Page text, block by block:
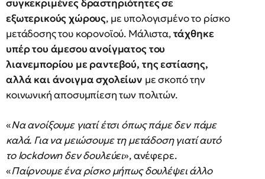
συγκεκριμένες δραστηριότητες σε
εξωτερικούς χώρους, με υπολογισμένο το ρίσκο
μετάδοσης του κορονοϊού. Μάλιστα,τάχθηκε
υπέρ του άμεσου ανοίγματος του
λιανεμπορίου με ραντεβού, της εστίασης,
αλλά και άνοιγμα σχολείων με σκοπό την
κοινωνική αποσυμπίεση των πολιτών.
«Να ανοίξουμε γιατί έτσι όπως πάμε δεν πάμε
καλά. Για να μειώσουμε τη μετάδοση γιατί αυτό
το lockdown δεν δουλεύει», ανέφερε.
«Παίρνουμε ένα ρίσκο μήπως δουλέψει άλλο